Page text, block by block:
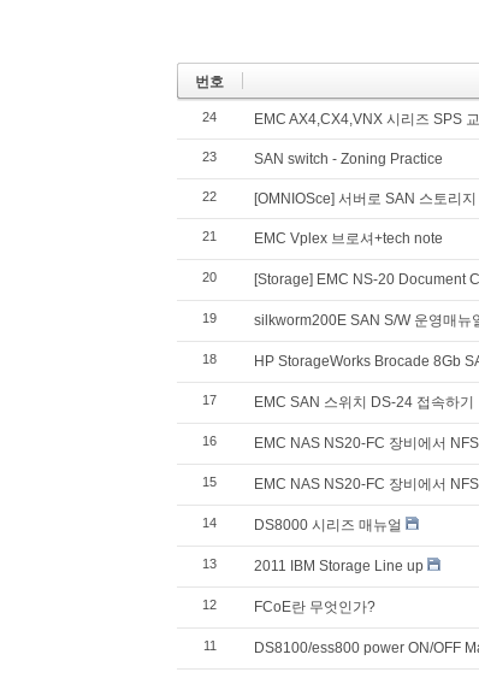
번호
24 EMC AX4,CX4,VNX 시리즈 SPS
23 SAN switch - Zoning Practice
22 [OMNIOSce] 서버로 SAN 스토리지
21 EMC Vplex 브로셔+tech note
20 [Storage] EMC NS-20 Document
19 silkworm200E SAN S/W 운영매뉴
18 HP StorageWorks Brocade 8Gb
17 EMC SAN 스위치 DS-24 접속하기
16 EMC NAS NS20-FC 장비에서
15 EMC NAS NS20-FC 장비에서
14 DS8000 시리즈 매뉴얼
13 2011 IBM Storage Line up
12 FCoE란 무엇인가?
11 DS8100/ess800 power ON/OFF